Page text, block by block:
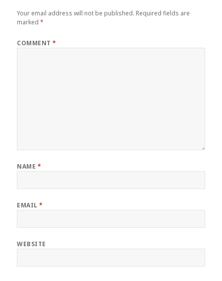
Your email address will not be published. Required fields are
marked*
COMMENT*
NAME *
EMAIL*
WEBSITE